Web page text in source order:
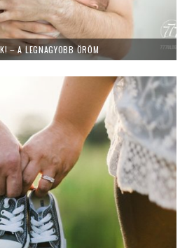
– A LEGNAGYOBB ÖRÖM